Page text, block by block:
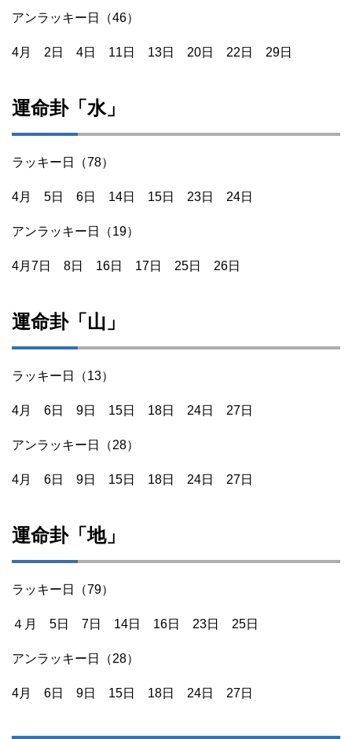
アンラッキー日（46）
4月 2日 4日 11日 13日 20日 22日 29日
運命卦「水」
ラッキー日（78）
4月 5日 6日 14日 15日 23日 24日
アンラッキー日（19）
4月7日 8日 16日 17日 25日 26日
運命卦「山」
ラッキー日（13）
4月 6日 9日 15日 18日 24日 27日
アンラッキー日（28）
4月 6日 9日 15日 18日 24日 27日
運命卦「地」
ラッキー日（79）
４月 5日 7日 14日 16日 23日 25日
アンラッキー日（28）
4月 6日 9日 15日 18日 24日 27日